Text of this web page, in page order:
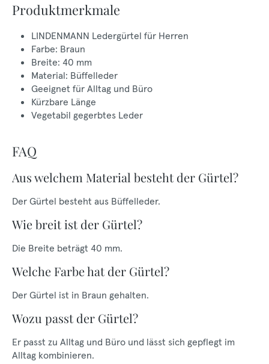
Produktmerkmale
LINDENMANN Ledergürtel für Herren
Farbe: Braun
Breite: 40 mm
Material: Büffelleder
Geeignet für Alltag und Büro
Kürzbare Länge
Vegetabil gegerbtes Leder
FAQ
Aus welchem Material besteht der Gürtel?
Der Gürtel besteht aus Büffelleder.
Wie breit ist der Gürtel?
Die Breite beträgt 40 mm.
Welche Farbe hat der Gürtel?
Der Gürtel ist in Braun gehalten.
Wozu passt der Gürtel?
Er passt zu Alltag und Büro und lässt sich gepflegt im
Alltag kombinieren.